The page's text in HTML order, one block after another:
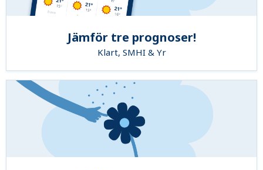
Jämför tre prognoser!
Klart, SMHI & Yr